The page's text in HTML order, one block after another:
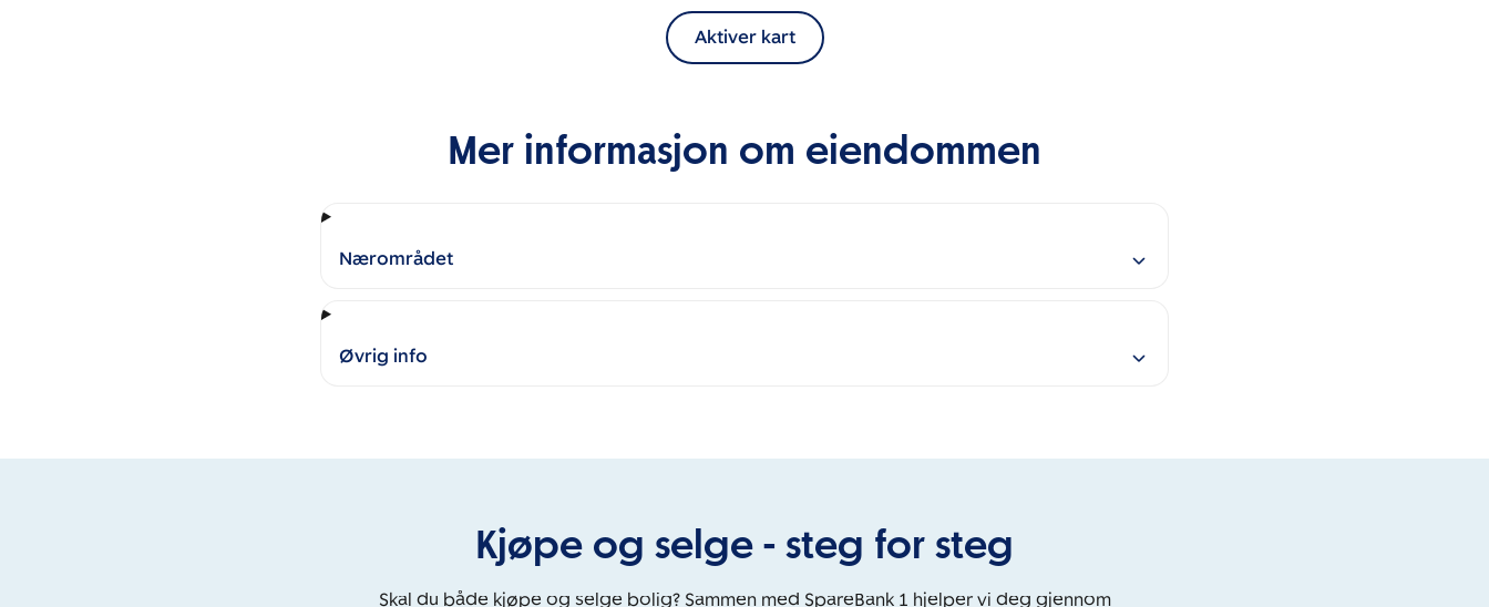
Aktiver kart
Mer informasjon om eiendommen
Nærområdet
Øvrig info
Kjøpe og selge - steg for steg
Skal du både kjøpe og selge bolig? Sammen med SpareBank 1 hjelper vi deg gjennom